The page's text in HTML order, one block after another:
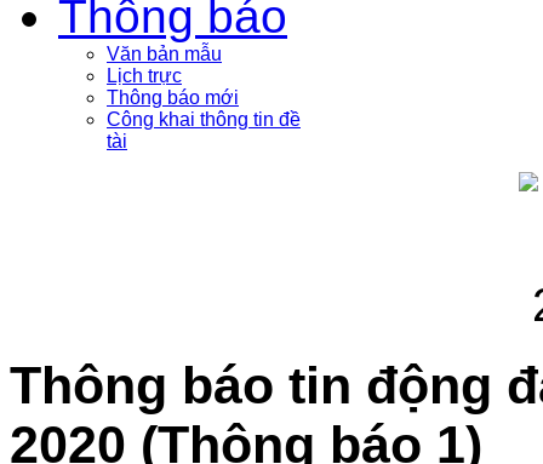
Thông báo
Văn bản mẫu
Lịch trực
Thông báo mới
Công khai thông tin đề
tài
Thông báo tin động
2020 (Thông báo 1)